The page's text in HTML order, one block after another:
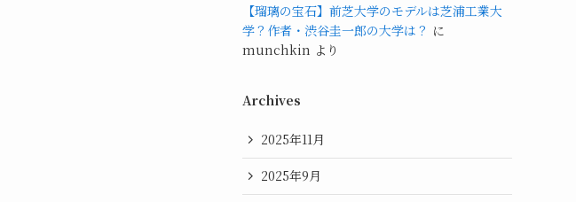
【瑠璃の宝石】前芝大学のモデルは芝浦工業大
学？作者・渋谷圭一郎の大学は？ に
munchkin より
Archives
2025年11月
2025年9月